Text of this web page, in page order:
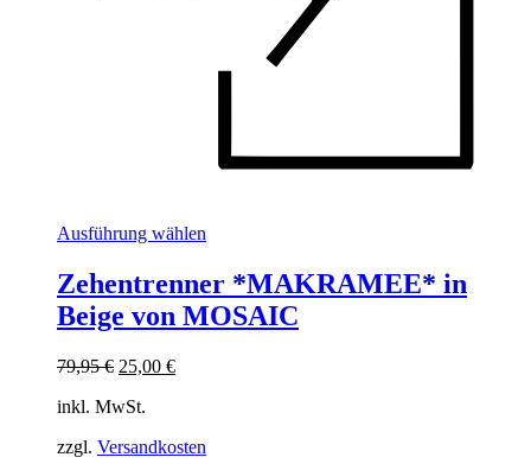
Ausführung wählen
weist
mehrere
Varianten
Zehentrenner *MAKRAMEE* in
Beige von MOSAIC
79,95€ Ursprünglicher
war:
25,00 €Aktueller
inkl. MwSt.
zzgl. Versandkosten